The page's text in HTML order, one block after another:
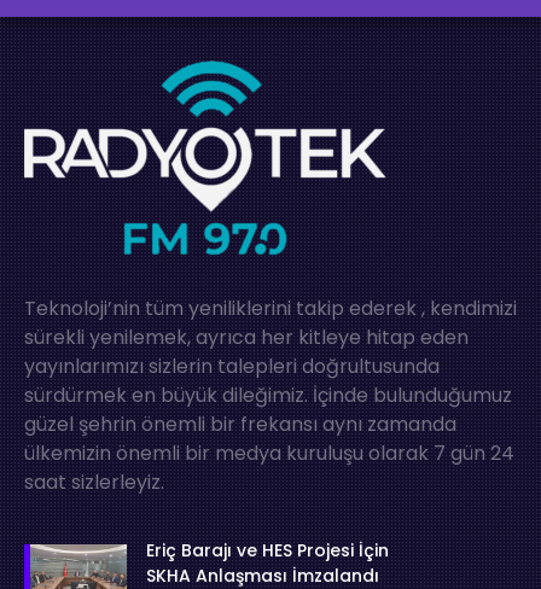
Teknoloji’nin tüm yeniliklerini takip ederek , kendimizi
sürekli yenilemek, ayrıca her kitleye hitap eden
yayınlarımızı sizlerin talepleri doğrultusunda
sürdürmek en büyük dileğimiz. İçinde bulunduğumuz
güzel şehrin önemli bir frekansı aynı zamanda
ülkemizin önemli bir medya kuruluşu olarak 7 gün 24
saat sizlerleyiz.
Eriç Barajı ve HES Projesi İçin
SKHA Anlaşması İmzalandı